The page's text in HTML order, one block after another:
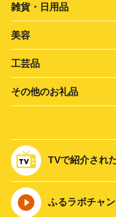
雑貨・日用品
美容
工芸品
その他のお礼品
TVで紹介され
ふるラボチャ